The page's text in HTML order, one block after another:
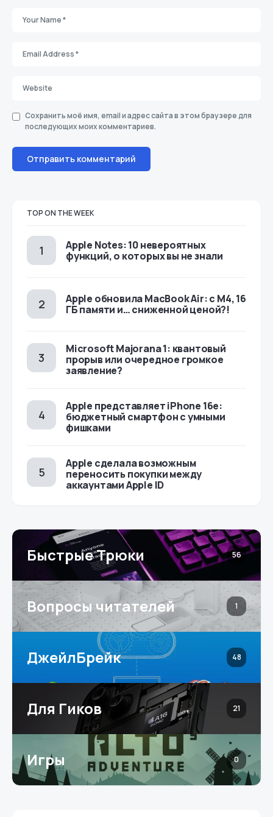
Сохранить моё имя, email и адрес сайта в этом браузере для
последующих моих комментариев.
TOP ON THE WEEK
Apple Notes: 10 невероятных
функций, о которых вы не знали
Apple обновила MacBook Air: с M4, 16
ГБ памяти и… сниженной ценой?!
Microsoft Majorana 1: квантовый
прорыв или очередное громкое
заявление?
Apple представляет iPhone 16e:
бюджетный смартфон с умными
фишками
Apple сделала возможным
переносить покупки между
аккаунтами Apple ID
Быстрые Трюки 56
Вопросы читателей 1
ДжейлБрейк 48
Для Гиков 21
Игры 0